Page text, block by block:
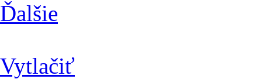
Ďalšie
Vytlačiť